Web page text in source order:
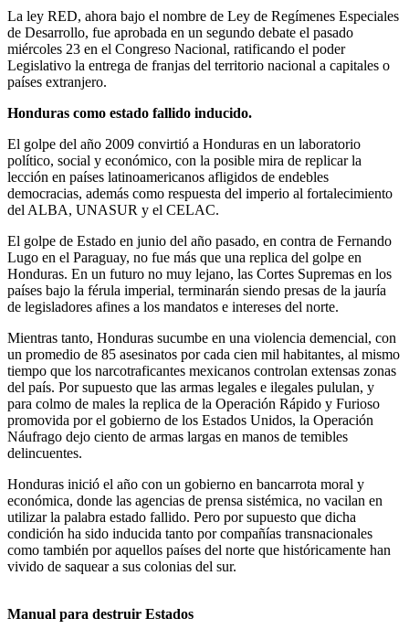
La ley RED, ahora bajo el nombre de Ley de Regímenes Especiales
de Desarrollo, fue aprobada en un segundo debate el pasado
miércoles 23 en el Congreso Nacional, ratificando el poder
Legislativo la entrega de franjas del territorio nacional a capitales o
países extranjero.
Honduras como estado fallido inducido.
El golpe del año 2009 convirtió a Honduras en un laboratorio
político, social y económico, con la posible mira de replicar la
lección en países latinoamericanos afligidos de endebles
democracias, además como respuesta del imperio al fortalecimiento
del ALBA, UNASUR y el CELAC.
El golpe de Estado en junio del año pasado, en contra de Fernando
Lugo en el Paraguay, no fue más que una replica del golpe en
Honduras. En un futuro no muy lejano, las Cortes Supremas en los
países bajo la férula imperial, terminarán siendo presas de la jauría
de legisladores afines a los mandatos e intereses del norte.
Mientras tanto, Honduras sucumbe en una violencia demencial, con
un promedio de 85 asesinatos por cada cien mil habitantes, al mismo
tiempo que los narcotraficantes mexicanos controlan extensas zonas
del país. Por supuesto que las armas legales e ilegales pululan, y
para colmo de males la replica de la Operación Rápido y Furioso
promovida por el gobierno de los Estados Unidos, la Operación
Náufrago dejo ciento de armas largas en manos de temibles
delincuentes.
Honduras inició el año con un gobierno en bancarrota moral y
económica, donde las agencias de prensa sistémica, no vacilan en
utilizar la palabra estado fallido. Pero por supuesto que dicha
condición ha sido inducida tanto por compañías transnacionales
como también por aquellos países del norte que históricamente han
vivido de saquear a sus colonias del sur.
Manual para destruir Estados